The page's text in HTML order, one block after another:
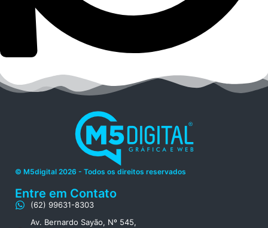
© M5digital 2026 - Todos os direitos reservados
Entre em Contato
(62) 99631-8303
Av. Bernardo Sayão, Nº 545,